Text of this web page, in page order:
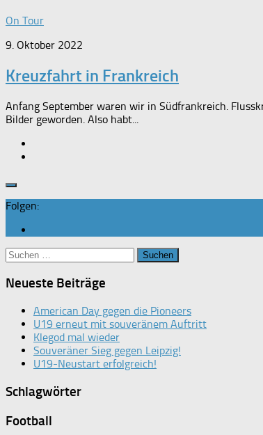
On Tour
9. Oktober 2022
Kreuzfahrt in Frankreich
Anfang September waren wir in Südfrankreich.
Bilder geworden. Also habt...
Folgen:
Suchen
nach:
Neueste Beiträge
American Day gegen die Pioneers
U19 erneut mit souveränem Auftritt
Klegod mal wieder
Souveräner Sieg gegen Leipzig!
U19-Neustart erfolgreich!
Schlagwörter
Football